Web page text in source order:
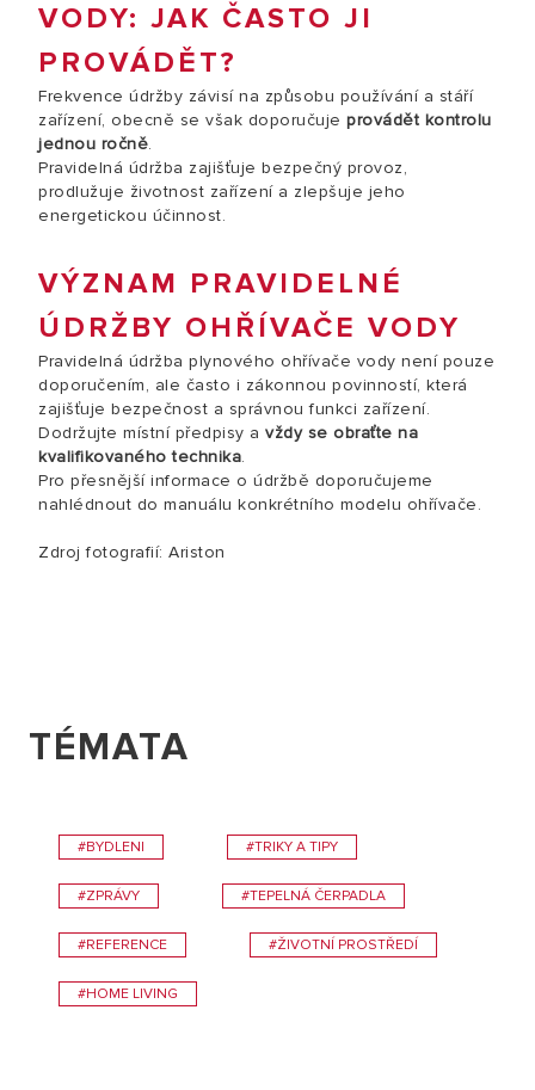
VODY: JAK ČASTO JI
PROVÁDĚT?
Frekvence údržby závisí na způsobu používání a stáří
zařízení, obecně se však doporučuje provádět kontrolu
jednou ročně.
Pravidelná údržba zajišťuje bezpečný provoz,
prodlužuje životnost zařízení a zlepšuje jeho
energetickou účinnost.
VÝZNAM PRAVIDELNÉ
ÚDRŽBY OHŘÍVAČE VODY
Pravidelná údržba plynového ohřívače vody není pouze
doporučením, ale často i zákonnou povinností, která
zajišťuje bezpečnost a správnou funkci zařízení.
Dodržujte místní předpisy a vždy se obraťte na
kvalifikovaného technika.
Pro přesnější informace o údržbě doporučujeme
nahlédnout do manuálu konkrétního modelu ohřívače.
Zdroj fotografií: Ariston
TÉMATA
#BYDLENI #TRIKY A TIPY
#ZPRÁVY #TEPELNÁ ČERPADLA
#REFERENCE #ŽIVOTNÍ PROSTŘEDÍ
#HOME LIVING